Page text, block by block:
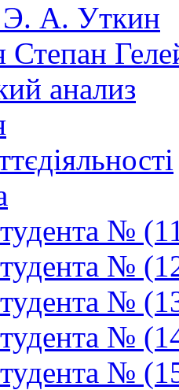
Э. А. Уткин
Степан
анализ
№
№
№
№
№